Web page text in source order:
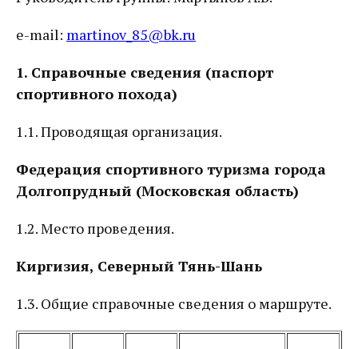
e-mail: martinov_85@bk.ru
1. Справочные сведения (паспорт
спортивного похода)
1.1. Проводящая организация.
Федерация спортивного туризма города
Долгопрудный (Московская область)
1.2. Место проведения.
Киргизия, Северный Тянь-Шань
1.3. Общие справочные сведения о маршруте.